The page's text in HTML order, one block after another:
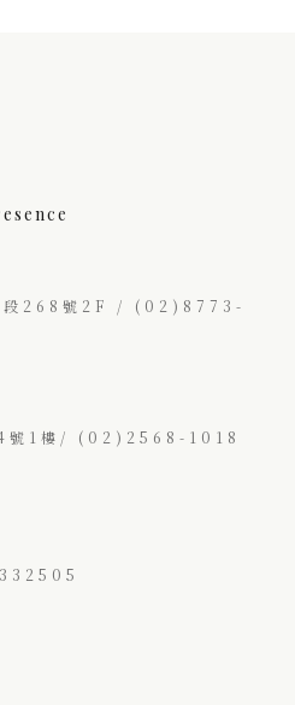
段268號2F / (02)8773-
號1樓/ (02)2568-1018